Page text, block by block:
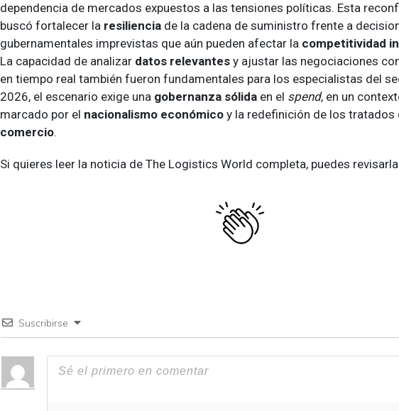
dependencia de mercados expuestos a las tensiones políticas. Esta
buscó fortalecer la resiliencia de la cadena de suministro frente a
gubernamentales imprevistas que aún pueden afectar la competitividad
La capacidad de analizar datos relevantes y ajustar las negociaciones
en tiempo real también fueron fundamentales para los especialistas del
2026, el escenario exige una gobernanza sólida en el spend, en un
marcado por el nacionalismo económico y la redefinición de los
comercio.
Si quieres leer la noticia de The Logistics World completa, puedes revisarla
Suscribirse